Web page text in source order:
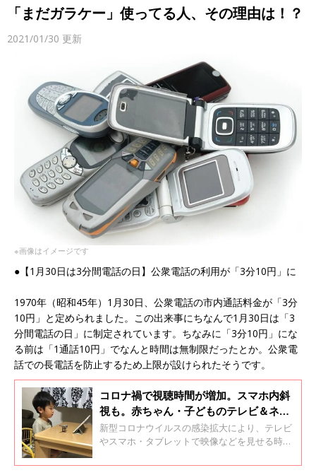
「まだガラケー」使ってる人、その理由は！？
2021/01/30 更新
※画像はイメージです
●【1月30日は3分間電話の日】公衆電話の利用が「3分10円」に
1970年（昭和45年）1月30日、公衆電話の市内通話料金が「3分
10円」と定められました。この出来事にちなんで1月30日は「3
分間電話の日」に制定されています。ちなみに「3分10円」にな
る前は「1通話10円」でなんと時間は無制限だったとか。公衆電
話での長電話を防止するため上限が設けられたそうです。
コロナ禍で視聴時間が増加。スマホ内斜
視も。赤ちゃん・子どものテレビ＆ネッ
トのつき合い方は？【専門家】
新型コロナウイルスの感染拡大により、テレビ
やスマホ・タブレットで映像などを見せる時間
子どもに見せる際の注意点やつき合い方につい